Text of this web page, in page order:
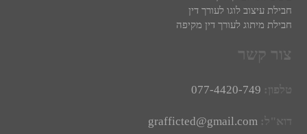
חבילת עיצוב לוגו לעורך דין
חבילת מיתוג לעורך דין מקיפה
צור קשר
טלפון: 077-4420-749
דוא"ל:grafficted@gmail.com